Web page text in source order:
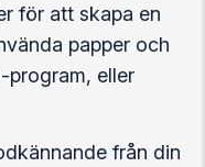
för att skapa en
papper och
program, eller
från din